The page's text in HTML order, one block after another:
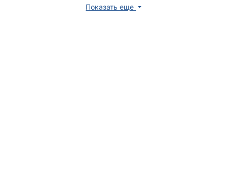
Показать еще